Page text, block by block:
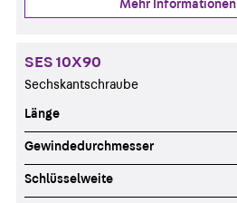
Mehr Informationen
SES 10X90
Sechskantschraube
Länge
Gewindedurchmesser
Schlüsselweite